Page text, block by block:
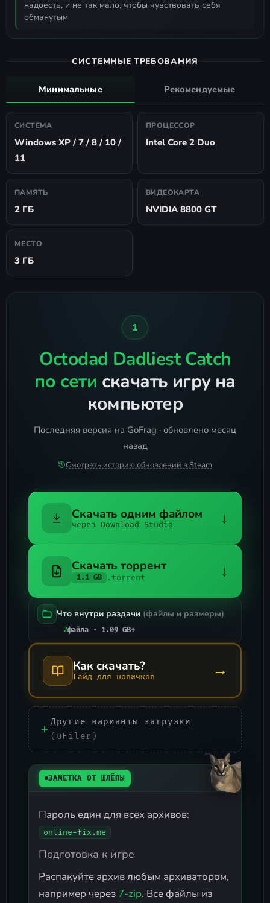
надоесть, и не так мало, чтобы чувствовать себя
обманутым
СИСТЕМНЫЕ ТРЕБОВАНИЯ
Минимальные Рекомендуемые
СИСТЕМА
Windows XP / 7 / 8 / 10 /
11
ПРОЦЕССОР
Intel Core 2 Duo
ПАМЯТЬ
2 ГБ
ВИДЕОКАРТА
NVIDIA 8800 GT
МЕСТО
3 ГБ
1
Octodad Dadliest Catch
по сети скачать игру на
компьютер
Последняя версия на GoFrag · обновлено месяц
назад
Смотреть историю обновлений в Steam
Скачать одним файлом
через Download Studio ↓
Скачать торрент
1.1 GB .torrent ↓
Что внутри раздачи (файлы и размеры)
2файла · 1.09 GB→
Как скачать?
Гайд для новичков →
Другие варианты загрузки
(uFiler)
ЗАМЕТКА ОТ ШЛЁПЫ
Пароль един для всех архивов:
online-fix.me
Подготовка к игре
Распакуйте архив любым архиватором,
например через 7-zip. Все файлы из